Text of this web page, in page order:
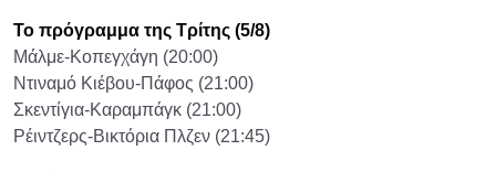
Το πρόγραμμα της Τρίτης (5/8)
Μάλμε-Κοπεγχάγη (20:00)
Ντιναμό Κιέβου-Πάφος (21:00)
Σκεντίγια-Καραμπάγκ (21:00)
Ρέιντζερς-Βικτόρια Πλζεν (21:45)